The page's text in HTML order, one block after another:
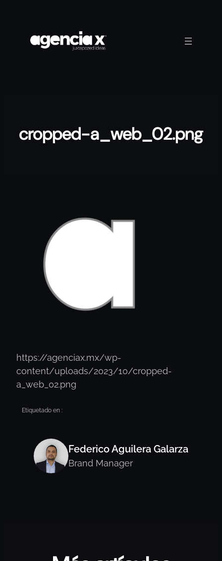
contenido
cropped-a_web_02.png
https://agenciax.mx/wp-
content/uploads/2023/10/cropped-
a_web_02.png
Etiquetado en :
Federico Aguilera Galarza
Brand Manager